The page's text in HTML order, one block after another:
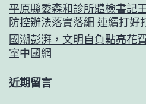
平原縣委森和診所體檢書記
防控辦法落實落細 連續打好
國潮彭湃，文明自負點亮花
室中國網
近期留言